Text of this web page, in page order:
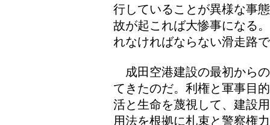
行していることが異様な事
故が起これば大惨事になる
れなければならない滑走路
成田空港建設の最初から
てきたのだ。利権と軍事目
活と生命を蔑視して、建設
用法を根拠に札束と警察権